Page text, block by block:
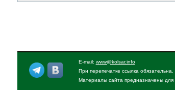
E-mail: www@kolsar.info
При перепечатке ссылка
Материалы сайта предназначены для